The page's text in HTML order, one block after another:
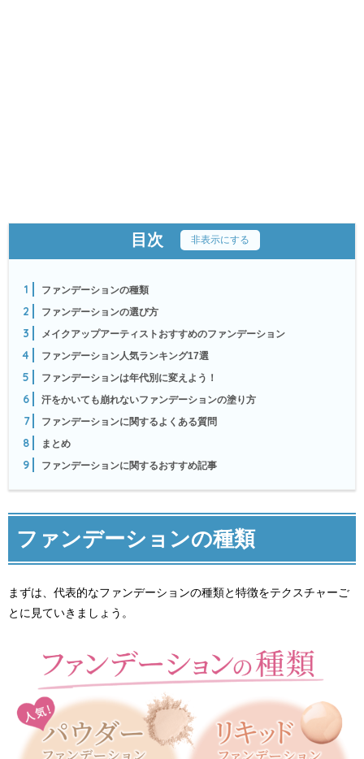
目次 非表示にする
1 ファンデーションの種類
2 ファンデーションの選び方
3 メイクアップアーティストおすすめのファンデーション
4 ファンデーション人気ランキング17選
5 ファンデーションは年代別に変えよう！
6 汗をかいても崩れないファンデーションの塗り方
7 ファンデーションに関するよくある質問
8 まとめ
9 ファンデーションに関するおすすめ記事
ファンデーションの種類
まずは、代表的なファンデーションの種類と特徴をテクスチャーご
とに見ていきましょう。